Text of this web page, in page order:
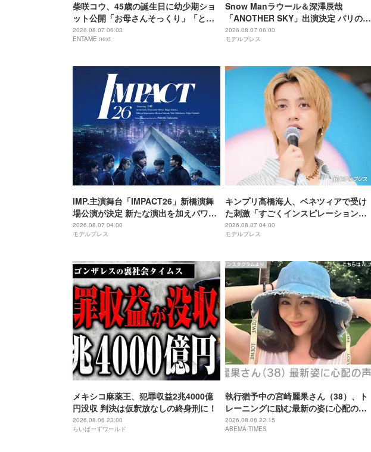
柴咲コウ、45歳の誕生日に幼少期ショ
ット公開「お母さんそっくり」「とん
でもなくかわいい」
2026.08.07 06:03
ENTAME next
Snow Manラウール＆深澤辰哉
「ANOTHER SKY」出演決定 パリの所
属事務所・祖父母と通った武蔵小山…
それぞれの思い出の地へ
2026.08.07 06:00
モデルプレス
IMP.主演舞台「IMPACT26」新橋演舞
場公演が決定 新たな演出を加えパワー
アップ
2026.08.07 04:00
モデルプレス
キンプリ高橋海人、ベネツィアで受け
た刺激「すごくインスピレーション溢
れる街」
2026.08.07 04:00
モデルプレス
メキシコ麻薬王、犯罪収益2兆4000億
円没収 判決は仮釈放なしの終身刑に！
2026.08.06 23:00
らいばーずワールド
執行猶予中の宮崎麗果さん（38）、ト
レーニングに励む最新の姿に心配の声
「痩せ過ぎ」「なんだか痛々しい…」
2026.08.06 22:15
ABEMA TIMES